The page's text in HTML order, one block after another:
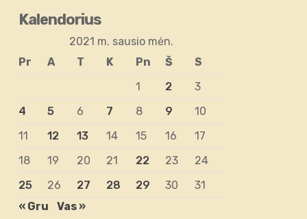
Kalendorius
2021 m. sausio mėn.
Pr
A T K Pn Š
S
1
2
3
4
5 6 7 8 9
10
11
12 13 14 15 16
17
18
19 20 21 22 23
24
25
26 27 28 29 30
31
« Gru
Vas »